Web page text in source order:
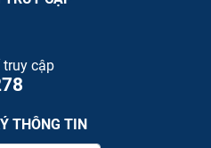
cập
THÔNG TIN